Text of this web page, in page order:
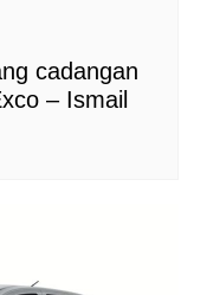
cadangan
– Ismail